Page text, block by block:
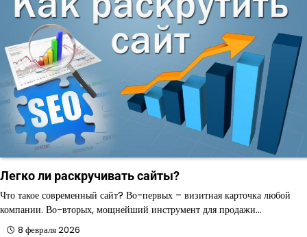
Легко ли раскручивать сайты?
Что такое современный сайт? Во-первых – визитная карточка любой
компании. Во-вторых, мощнейший инструмент для продажи…
8 февраля 2026